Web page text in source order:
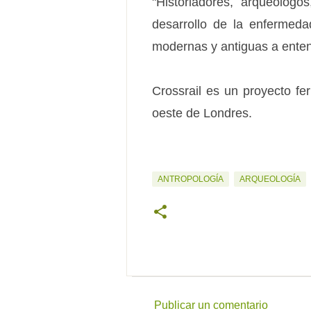
desarrollo de la
modernas y antiguas a
Crossrail es un proyecto
oeste de Londres.
ANTROPOLOGÍA ARQUEOLOGÍA
Publicar un comentario